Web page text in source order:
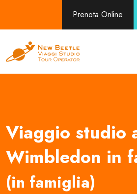
Prenota Online
Viaggio studio
Wimbledon in
(in famiglia)